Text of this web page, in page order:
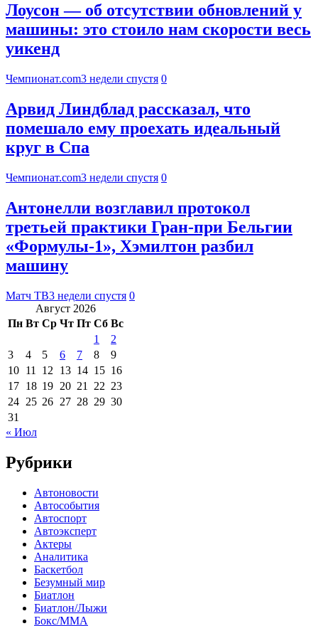
Лоусон — об отсутствии обновлений у
машины: это стоило нам скорости весь
уикенд
Чемпионат.com3 недели спустя 0
Арвид Линдблад рассказал, что
помешало ему проехать идеальный
круг в Спа
Чемпионат.com3 недели спустя 0
Антонелли возглавил протокол
третьей практики Гран‑при Бельгии
«Формулы‑1», Хэмилтон разбил
машину
Матч ТВ3 недели спустя 0
Август 2026
Пн Вт Ср Чт Пт Сб Вс
1
2
3
4 5 6 7 8
9
10 11 12 13 14 15 16
17 18 19 20 21 22 23
24 25 26 27 28 29 30
31
« Июл
Рубрики
Автоновости
Автособытия
Автоспорт
Автоэксперт
Актеры
Аналитика
Баскетбол
Безумный мир
Биатлон
Биатлон/Лыжи
Бокс/MMA